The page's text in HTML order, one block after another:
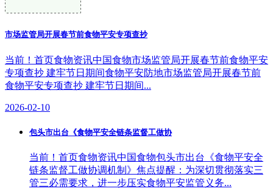
市场监管局开展春节前食物平安专项查抄
当前！首页食物资讯中国食物市场监管局开展春节前食物平安
专项查抄 建牢节日期间食物平安防地市场监管局开展春节前
食物平安专项查抄 建牢节日期间...
2026-02-10
包头市出台《食物平安全链条监督工做协
当前！首页食物资讯中国食物包头市出台《食物平安全
链条监督工做协调机制》焦点提醒：为深切贯彻落实三
管三必需要求，进一步压实食物平安监管义务...